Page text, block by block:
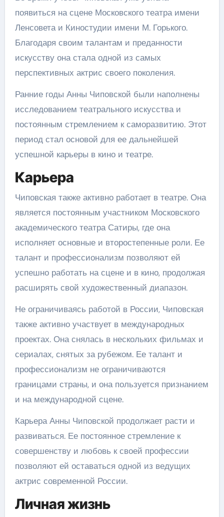
появиться на сцене Московского театра имени
Ленсовета и Киностудии имени М. Горького.
Благодаря своим талантам и преданности
искусству она стала одной из самых
перспективных актрис своего поколения.
Ранние годы Анны Чиповской были наполнены
исследованием театрального искусства и
постоянным стремлением к саморазвитию. Этот
период стал основой для ее дальнейшей
успешной карьеры в кино и театре.
Карьера
Чиповская также активно работает в театре. Она
является постоянным участником Московского
академического театра Сатиры, где она
исполняет основные и второстепенные роли. Ее
талант и профессионализм позволяют ей
успешно работать на сцене и в кино, продолжая
расширять свой художественный диапазон.
Не ограничиваясь работой в России, Чиповская
также активно участвует в международных
проектах. Она снялась в нескольких фильмах и
сериалах, снятых за рубежом. Ее талант и
профессионализм не ограничиваются
границами страны, и она пользуется признанием
и на международной сцене.
Карьера Анны Чиповской продолжает расти и
развиваться. Ее постоянное стремление к
совершенству и любовь к своей профессии
позволяют ей оставаться одной из ведущих
актрис современной России.
Личная жизнь